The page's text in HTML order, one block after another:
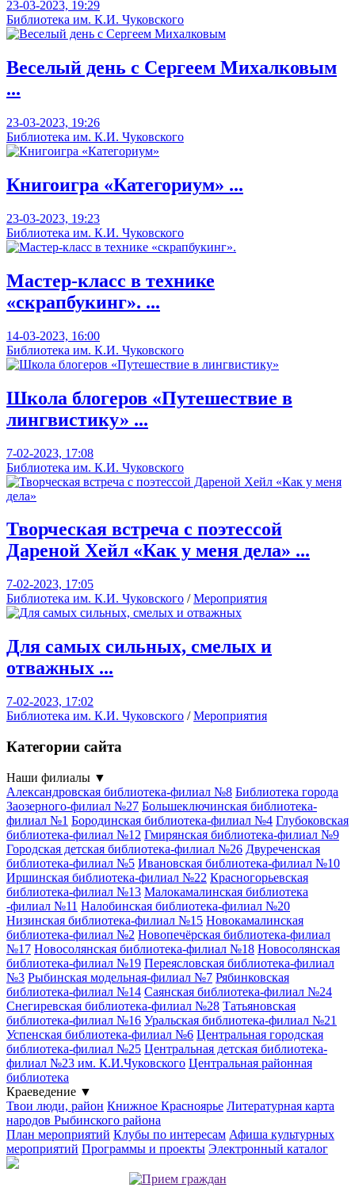
23-03-2023, 19:29
Библиотека им. К.И. Чуковского
Веселый день с Сергеем Михалковым
...
23-03-2023, 19:26
Библиотека им. К.И. Чуковского
Книгоигра «Категориум» ...
23-03-2023, 19:23
Библиотека им. К.И. Чуковского
Мастер-класс в технике
«скрапбукинг». ...
14-03-2023, 16:00
Библиотека им. К.И. Чуковского
Школа блогеров «Путешествие в
лингвистику» ...
7-02-2023, 17:08
Библиотека им. К.И. Чуковского
Творческая встреча с поэтессой
Дареной Хейл «Как у меня дела» ...
7-02-2023, 17:05
Библиотека им. К.И. Чуковского /Мероприятия
Для самых сильных, смелых и
отважных ...
7-02-2023, 17:02
Библиотека им. К.И. Чуковского /Мероприятия
Категории сайта
Наши филиалы ▼
Александровская библиотека-филиал №8 Библиотека города
Заозерного-филиал №27 Большеключинская библиотека-
филиал №1 Бородинская библиотека-филиал №4 Глубоковская
библиотека-филиал №12 Гмирянская библиотека-филиал №9
Городская детская библиотека-филиал №26 Двуреченская
библиотека-филиал №5 Ивановская библиотека-филиал №10
Иршинская библиотека-филиал №22 Красногорьевская
библиотека-филиал №13 Малокамалинская библиотека
-филиал №11 Налобинская библиотека-филиал №20
Низинская библиотека-филиал №15 Новокамалинская
библиотека-филиал №2 Новопечёрская библиотека-филиал
№17 Новосолянская библиотека-филиал №18 Новосолянская
библиотека-филиал №19 Переясловская библиотека-филиал
№3 Рыбинская модельная-филиал №7 Рябинковская
библиотека-филиал №14 Саянская библиотека-филиал №24
Снегиревская библиотека-филиал №28 Татьяновская
библиотека-филиал №16 Уральская библиотека-филиал №21
Успенская библиотека-филиал №6 Центральная городская
библиотека-филиал №25 Центральная детская библиотека-
филиал №23 им. К.И.Чуковского Центральная районная
библиотека
Краеведение ▼
Твои люди, район Книжное Красноярье Литературная карта
народов Рыбинского района
План мероприятий Клубы по интересам Афиша культурных
мероприятий Программы и проекты Электронный каталог